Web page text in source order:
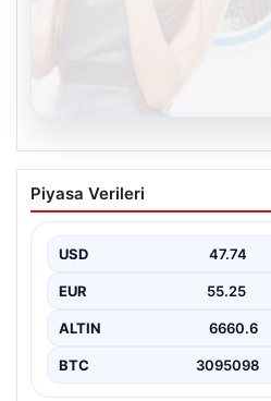
Kelebek.Org İle Dijital
Adresi Ve Muhabbet
sağlaması kritik bir önem
birçok…
Piyasa Verileri
USD 47.74
EUR 55.25
ALTIN 6660.6
BTC 3095098